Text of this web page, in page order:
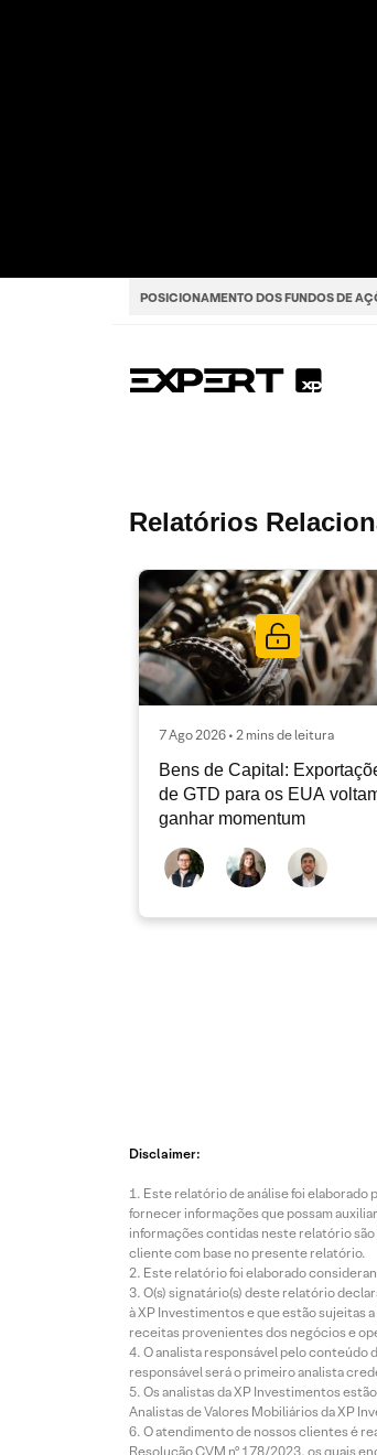
POSICIONAMENTO DOS FUNDOS DE
Relatórios
7 Ago 2026 • 2 mins de leitura
Bens de Capital:
de GTD para os EUA
ganhar momentum
Disclaimer:
Este relatório de análise foi elaborado
fornecer informações que possam
informações contidas neste relatório são
cliente com base no presente relatório.
Este relatório foi elaborado
O(s) signatário(s) deste relatório
à XP Investimentos e que estão sujeitas
receitas provenientes dos negócios e
O analista responsável pelo conteúdo
responsável será o primeiro analista
Os analistas da XP Investimentos
Analistas de Valores Mobiliários da XP
O atendimento de nossos clientes é
Resolução CVM nº 178/2023, os quais